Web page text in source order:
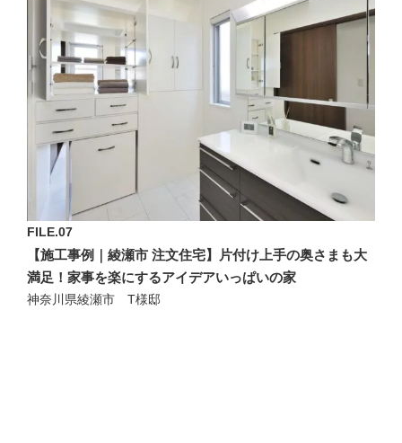
FILE.07
【施工事例｜綾瀬市 注文住宅】片付け上手の奥さまも大
満足！家事を楽にするアイデアいっぱいの家
神奈川県綾瀬市 T様邸